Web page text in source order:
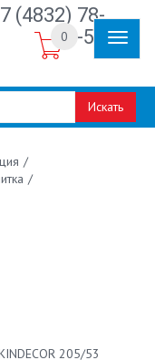
(4832) 78-
30-50
Искать
0
/
/